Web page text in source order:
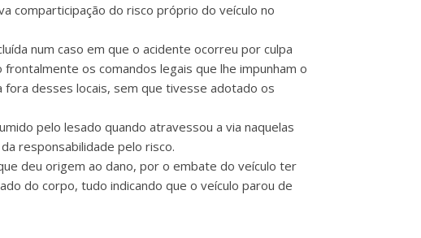
comparticipação do risco próprio do veículo no
num caso em que o acidente ocorreu por culpa
os comandos legais que lhe impunham o
desses locais, sem que tivesse adotado os
pelo lesado quando atravessou a via naquelas
responsabilidade pelo risco.
deu origem ao dano, por o embate do veículo ter
do corpo, tudo indicando que o veículo parou de